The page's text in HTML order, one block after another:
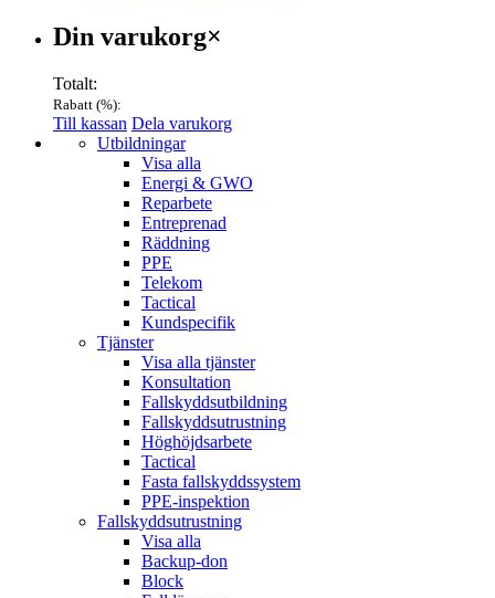
Varukorg
Din varukorg×
Totalt:
Rabatt (%):
Till kassan Dela varukorg
Menu Utbildningar
Visa alla
Energi & GWO
Reparbete
Entreprenad
Räddning
PPE
Telekom
Tactical
Kundspecifik
Tjänster
Visa alla tjänster
Konsultation
Fallskyddsutbildning
Fallskyddsutrustning
Höghöjdsarbete
Tactical
Fasta fallskyddssystem
PPE-inspektion
Fallskyddsutrustning
Visa alla
Backup-don
Block